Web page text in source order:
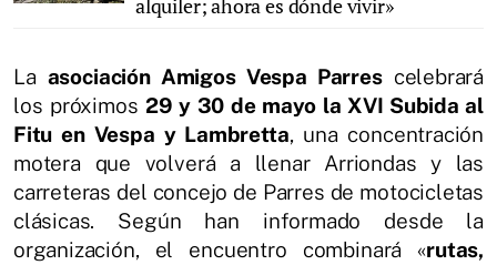
alquiler; ahora es dónde vivir»
La asociación Amigos Vespa Parrescelebrará
los próximos29 y 30 de mayo la XVI Subida al
Fitu en Vespa y Lambretta, una concentración
motera que volverá a llenar Arriondas y las
carreteras del concejo de Parres de motocicletas
clásicas. Según han informado desde la
organización, el encuentro combinará «rutas,